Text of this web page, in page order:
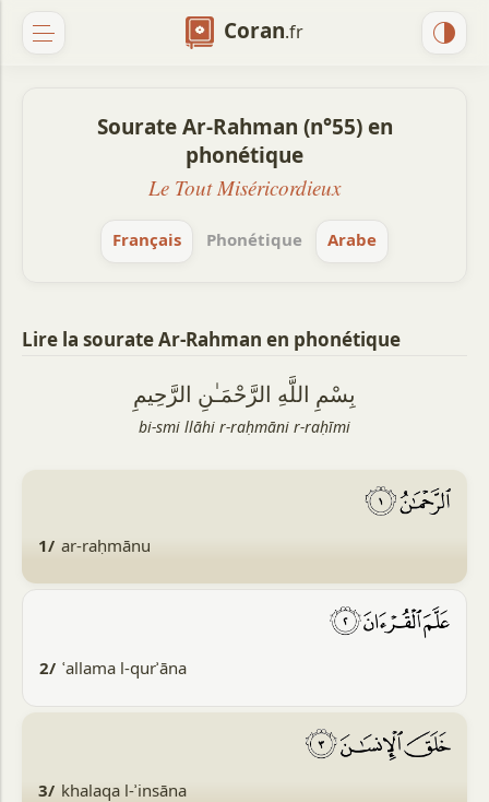
Coran.fr
Sourate Ar-Rahman (n°55) en
phonétique
Le Tout Miséricordieux
Français Phonétique Arabe
Lire la sourate Ar-Rahman en phonétique
بِسْمِ اللَّهِ الرَّحْمَـٰنِ الرَّحِيمِ
bi-smi llāhi r-raḥmāni r-raḥīmi
1/ ar-raḥmānu
2/ ʿallama l-qurʾāna
3/ khalaqa l-ʾinsāna